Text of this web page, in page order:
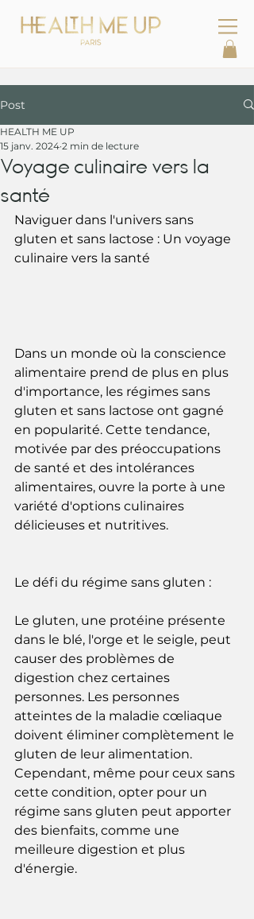
Post
Voyage culinaire vers la
santé
HEALTH ME UP
15 janv. 2024 2 min de lecture
Naviguer dans l'univers sans
gluten et sans lactose : Un voyage
culinaire vers la santé
Dans un monde où la conscience
alimentaire prend de plus en plus
d'importance, les régimes sans
gluten et sans lactose ont gagné
en popularité. Cette tendance,
motivée par des préoccupations
de santé et des intolérances
alimentaires, ouvre la porte à une
variété d'options culinaires
délicieuses et nutritives.
Le défi du régime sans gluten :
Le gluten, une protéine présente
dans le blé, l'orge et le seigle, peut
causer des problèmes de
digestion chez certaines
personnes. Les personnes
atteintes de la maladie cœliaque
doivent éliminer complètement le
gluten de leur alimentation.
Cependant, même pour ceux sans
cette condition, opter pour un
régime sans gluten peut apporter
des bienfaits, comme une
meilleure digestion et plus
d'énergie.